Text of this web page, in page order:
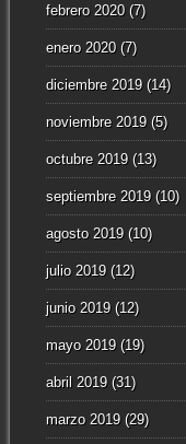
febrero 2020(7)
enero 2020(7)
diciembre 2019(14)
noviembre 2019(5)
octubre 2019(13)
septiembre 2019(10)
agosto 2019(10)
julio 2019(12)
junio 2019(12)
mayo 2019(19)
abril 2019(31)
marzo 2019(29)